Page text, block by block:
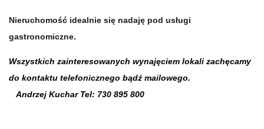
Nieruchomość idealnie się nadaję pod usługi
gastronomiczne.
Wszystkich zainteresowanych wynajęciem lokali zachęcamy
do kontaktu telefonicznego bądź mailowego.
Andrzej Kuchar Tel: 730 895 800